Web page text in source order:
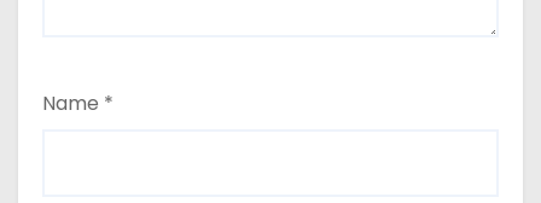
Name *